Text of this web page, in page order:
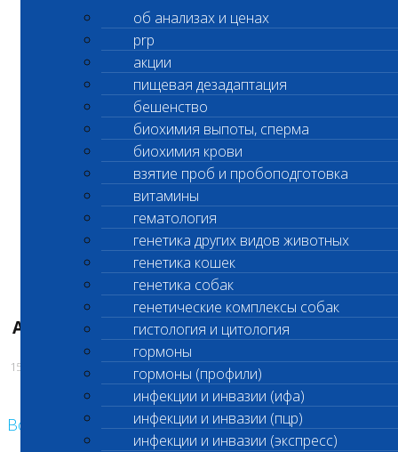
об анализах и ценах
prp
акции
пищевая дезадаптация
бешенство
биохимия выпоты, сперма
биохимия крови
взятие проб и пробоподготовка
витамины
гематология
генетика других видов животных
генетика кошек
генетика собак
генетические комплексы собак
гистология и цитология
гормоны
гормоны (профили)
инфекции и инвазии (ифа)
инфекции и инвазии (пцр)
инфекции и инвазии (экспресс)
Уважаемые клиенты Лаборатории!
С 13.12.25
ПРИОСТАНОВЛЕН ПРИЕМ ПРОБ НА
ФРУКТОЗАМИН (код 131)
О возобновлении исследований будет
сообщено дополнительно.
С уважением,
Администрация лаборатории «Шанс Био»
15.12.2025
Возврат к списку